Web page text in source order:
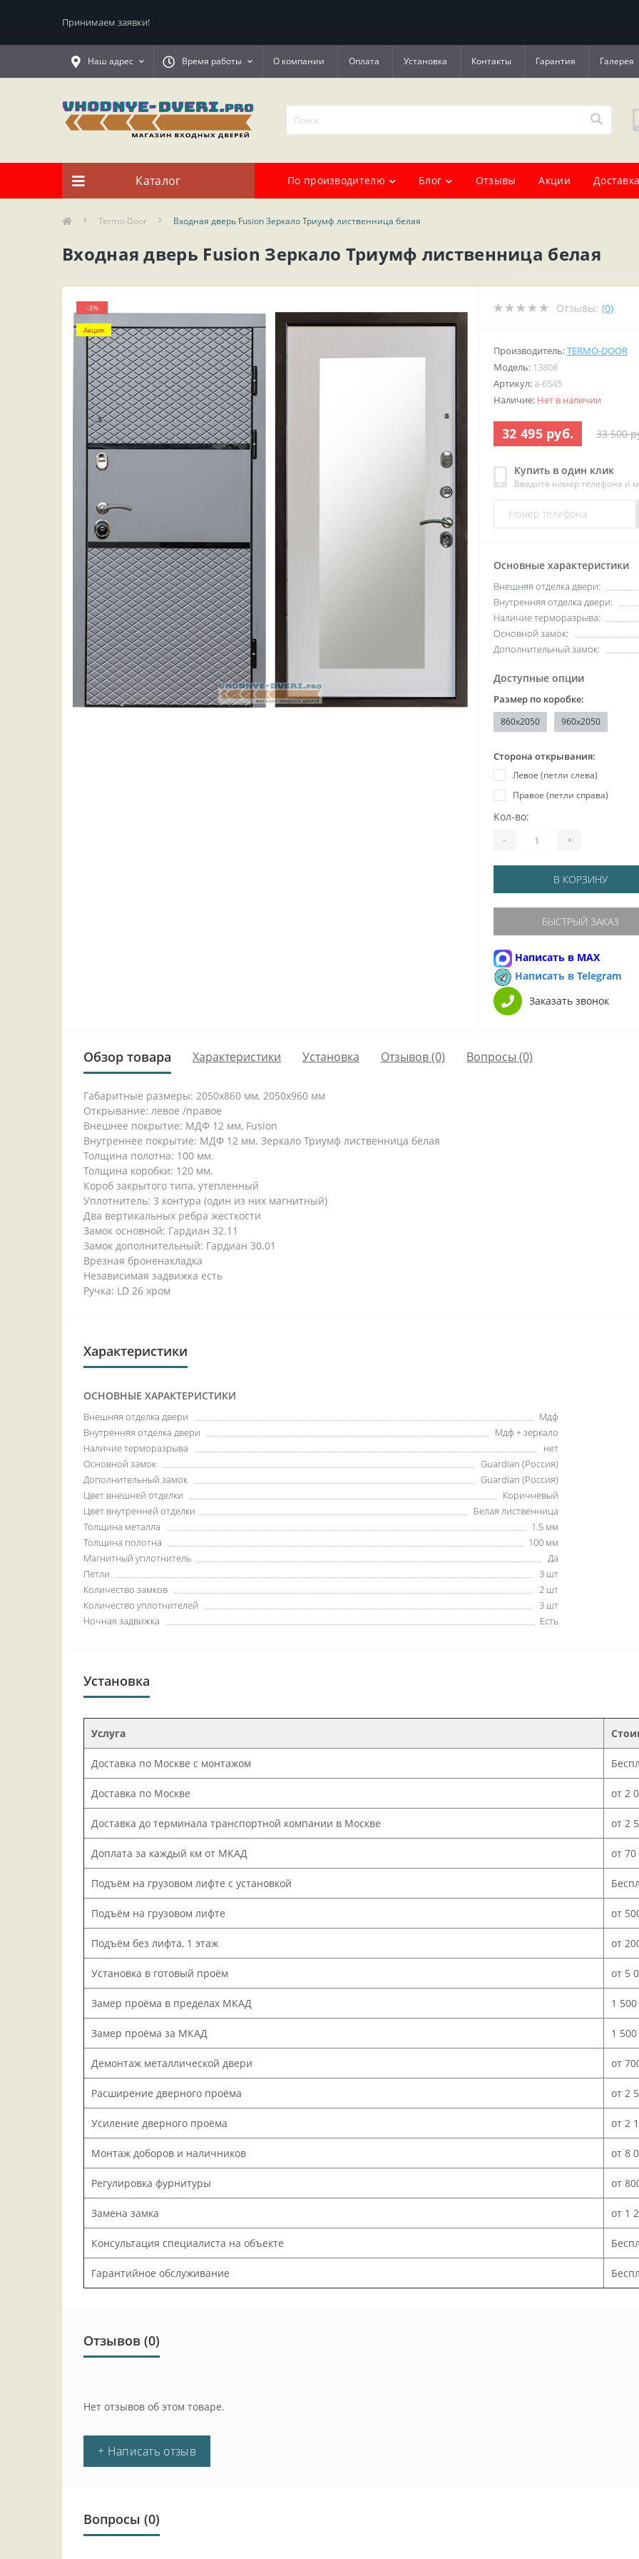
Принимаем заявки!
Наш адрес Время работы О компании Оплата Установка Контакты Гарантия Галерея
Каталог По производителю Блог Отзывы Акции
Termo-Door Входная дверь Fusion Зеркало Триумф лиственница белая
Входная дверь Fusion Зеркало Триумф лиственница белая
-3%
Акция
Отзывы: (0)
Производитель:TERMO-DOOR
Модель: 13808
Артикул: a-6545
Наличие: Нет в наличии
32 495 руб. 33 500
Купить в один клик
Введите номер телефона и
Основные характеристики
Внешняя отделка двери:
Внутренняя отделка двери:
Наличие терморазрыва:
Основной замок:
Дополнительный замок:
Доступные опции
Размер по коробке:
860x2050 960x2050
Сторона открывания:
Левое (петли слева)
Правое (петли справа)
Кол-во:
- +
В КОРЗИНУ
БЫСТРЫЙ ЗАКАЗ
Написать в MAX
Написать в Telegram
Заказать звонок
Обзор товара Характеристики Установка Отзывов (0) Вопросы (0)
Габаритные размеры: 2050x860 мм, 2050x960 мм
Открывание: левое /правое
Внешнее покрытие: МДФ 12 мм, Fusion
Внутреннее покрытие: МДФ 12 мм. Зеркало Триумф лиственница белая
Толщина полотна: 100 мм.
Толщина коробки: 120 мм.
Короб закрытого типа, утепленный
Уплотнитель: 3 контура (один из них магнитный)
Два вертикальных ребра жесткости
Замок основной: Гардиан 32.11
Замок дополнительный: Гардиан 30.01
Врезная броненакладка
Независимая задвижка есть
Ручка: LD 26 хром
Характеристики
ОСНОВНЫЕ ХАРАКТЕРИСТИКИ
Внешняя отделка двери
Мдф
Внутренняя отделка двери
Мдф + зеркало
Наличие терморазрыва
нет
Основной замок
Guardian (Россия)
Дополнительный замок
Guardian (Россия)
Цвет внешней отделки
Коричневый
Цвет внутренней отделки
Белая лиственница
Толщина металла
1.5 мм
Толщина полотна
100 мм
Магнитный уплотнитель
Да
Петли
3 шт
Количество замков
2 шт
Количество уплотнителей
3 шт
Ночная задвижка
Есть
Установка
Услуга
Доставка по Москве с монтажом
Доставка по Москве от 2
Доставка до терминала транспортной компании в Москве от 2
Доплата за каждый км от МКАД от
Подъём на грузовом лифте с установкой
Подъём на грузовом лифте от
Подъём без лифта, 1 этаж от
Установка в готовый проём от 5
Замер проёма в пределах МКАД 1
Замер проёма за МКАД 1
Демонтаж металлической двери от
Расширение дверного проёма от 2
Усиление дверного проёма от 2
Монтаж доборов и наличников от 8
Регулировка фурнитуры от
Замена замка от 1
Консультация специалиста на объекте
Гарантийное обслуживание
Отзывов (0)
Нет отзывов об этом товаре.
+ Написать отзыв
Вопросы (0)